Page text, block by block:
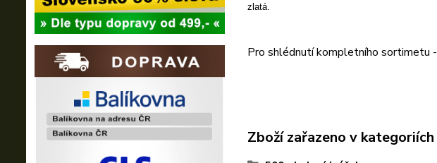
zlatá.
Pro shlédnutí kompletního sortimetu -
Zboží zařazeno v kategoriích